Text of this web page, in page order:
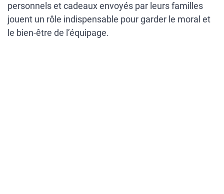
personnels et cadeaux envoyés par leurs familles
jouent un rôle indispensable pour garder le moral et
le bien-être de l’équipage.